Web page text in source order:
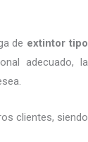
de extintor tipo
adecuado, la
clientes, siendo